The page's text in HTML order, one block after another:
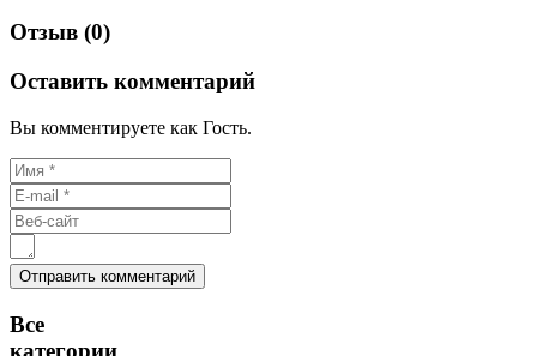
Отзыв (0)
Оставить комментарий
Вы комментируете как Гость.
Все
категории